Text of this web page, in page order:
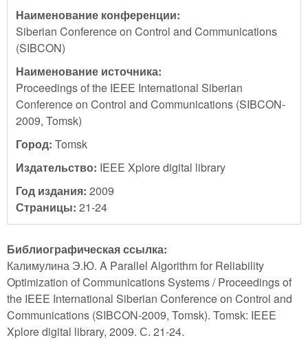
Наименование конференции:
Siberian Conference on Control and Communications
(SIBCON)
Наименование источника:
Proceedings of the IEEE International Siberian
Conference on Control and Communications (SIBCON-
2009, Tomsk)
Город: Tomsk
Издательство: IEEE Xplore digital library
Год издания: 2009
Страницы: 21-24
Библиографическая ссылка:
Калимулина Э.Ю. A Parallel Algorithm for Reliability
Optimization of Communications Systems / Proceedings of
the IEEE International Siberian Conference on Control and
Communications (SIBCON-2009, Tomsk). Tomsk: IEEE
Xplore digital library, 2009. С. 21-24.